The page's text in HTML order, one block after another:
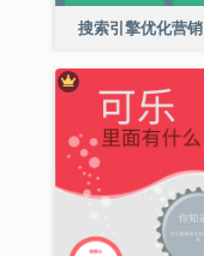
搜索引擎优化营销